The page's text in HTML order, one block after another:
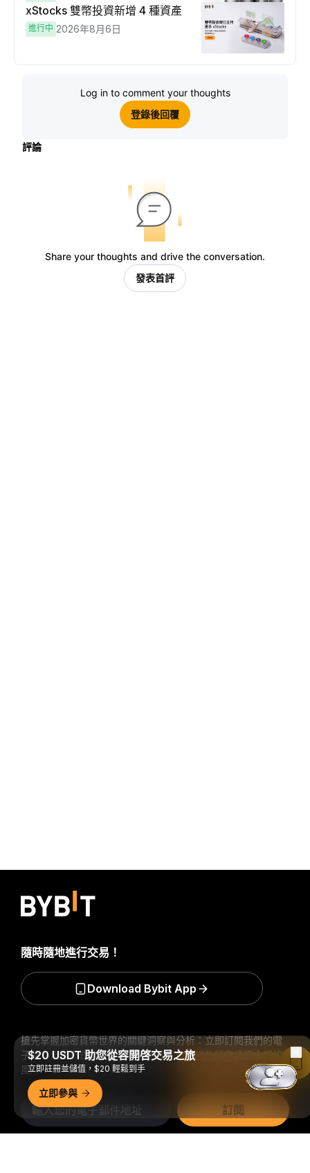
xStocks 雙幣投資新增 4 種資產
進行中 2026年8月6日
Log in to comment your thoughts
登錄後回覆
評論
Share your thoughts and drive the conversation.
發表首評
搶先掌握加密貨幣世界的關鍵洞察與分析：立即訂閱我們的電
子報。 全部形式的投資都存在風險，包括損失所有投資金額的
風險。此類活動可能不適合所有人。
訂閱
隨時隨地進行交易！
Download Bybit App
$20 USDT 助您從容開啓交易之旅
立即註冊並儲值，$20 輕鬆到手
立即參與
在 Bybit App 中閱讀